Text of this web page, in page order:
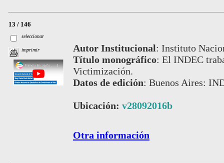
13 / 146
seleccionar
imprimir Autor Institucional: Instituto
Título monográfico: El INDEC
Victimización.
Datos de edición: Buenos Aires:
Ubicación: v28092016b
Otra información